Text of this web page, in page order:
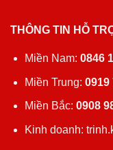
THÔNG TIN HỖ
Miền Nam: 0846
Miền Trung: 0919
Miền Bắc: 0908
Kinh doanh: